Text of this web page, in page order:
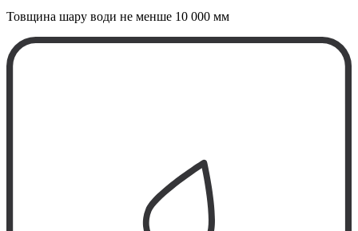
Товщина шару води не менше 10 000 мм